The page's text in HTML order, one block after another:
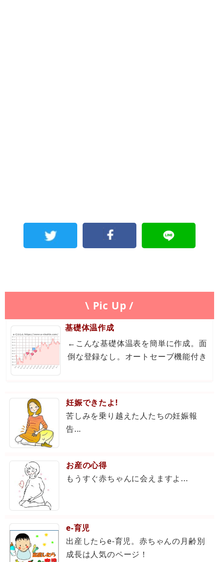
\ Pic Up /
基礎体温作成
←こんな基礎体温表を簡単に作成。面
倒な登録なし。オートセーブ機能付き
妊娠できたよ!
苦しみを乗り越えた人たちの妊娠報
告...
お産の心得
もうすぐ赤ちゃんに会えますよ...
e-育児
出産したらe-育児。赤ちゃんの月齢別
成長は人気のページ！